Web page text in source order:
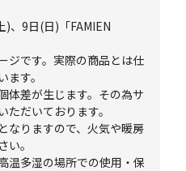
、9日(日)「FAMIEN
ジです。実際の商品とは仕
す。
体差が生じます。その為サ
だいております。
なりますので、火気や暖房
。
温多湿の場所での使用・保